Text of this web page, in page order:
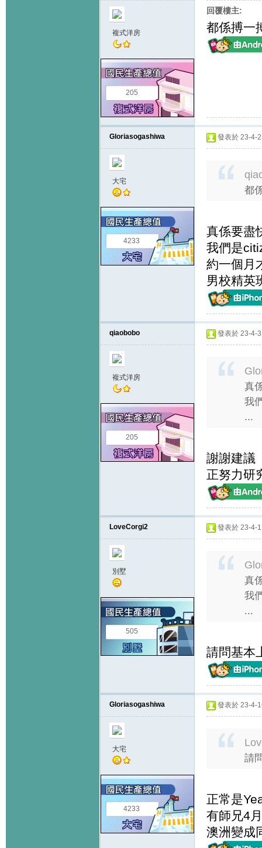
複式洋房
205
回覆樓主:
都係搏一
Gloriasogashiwa
大宅
4233
發表於 23-4-
都
真係要盡
我們是
約一個月
男校精英
qiaobobo
複式洋房
205
發表於 23-4-
真
我
...
謝謝建議
正努力研
LoveCorgi2
別墅
505
發表於 23-4-
真
我
...
請問基本
Gloriasogashiwa
大宅
4233
發表於 23-4-
請
正常是
有師兄4
澳洲變成